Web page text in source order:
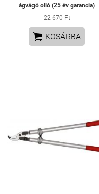
ágvágó olló (25 év garancia)
22 670 Ft
 KOSÁRBA